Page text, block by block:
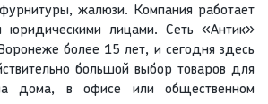
жалюзи. Компания работает
юридическими лицами. Сеть «Антик»
более 15 лет, и сегодня здесь
большой выбор товаров для
дома, в офисе или общественном